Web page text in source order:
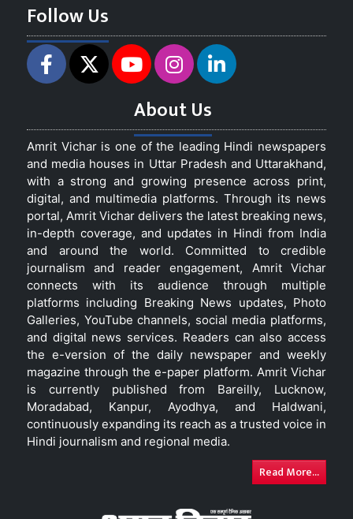
Follow Us
About Us
Amrit Vichar is one of the leading Hindi newspapers
and media houses in Uttar Pradesh and Uttarakhand,
with a strong and growing presence across print,
digital, and multimedia platforms. Through its news
portal, Amrit Vichar delivers the latest breaking news,
in-depth coverage, and updates in Hindi from India
and around the world. Committed to credible
journalism and reader engagement, Amrit Vichar
connects with its audience through multiple
platforms including Breaking News updates, Photo
Galleries, YouTube channels, social media platforms,
and digital news services. Readers can also access
the e-version of the daily newspaper and weekly
magazine through the e-paper platform. Amrit Vichar
is currently published from Bareilly, Lucknow,
Moradabad, Kanpur, Ayodhya, and Haldwani,
continuously expanding its reach as a trusted voice in
Hindi journalism and regional media.
Read More...